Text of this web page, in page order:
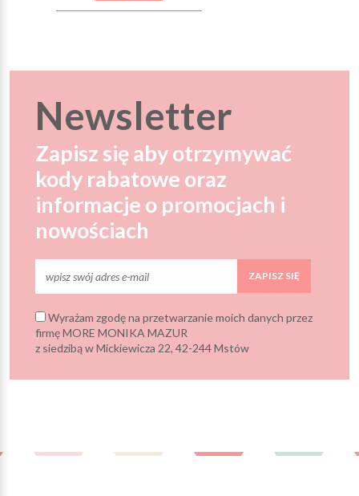
Newsletter
Zapisz się aby otrzymywać
kody rabatowe oraz
informacje o promocjach i
nowościach
ZAPISZ SIĘ
Wyrażam zgodę na przetwarzanie moich danych przez
firmę MORE MONIKA MAZUR
z siedzibą w Mickiewicza 22, 42-244 Mstów